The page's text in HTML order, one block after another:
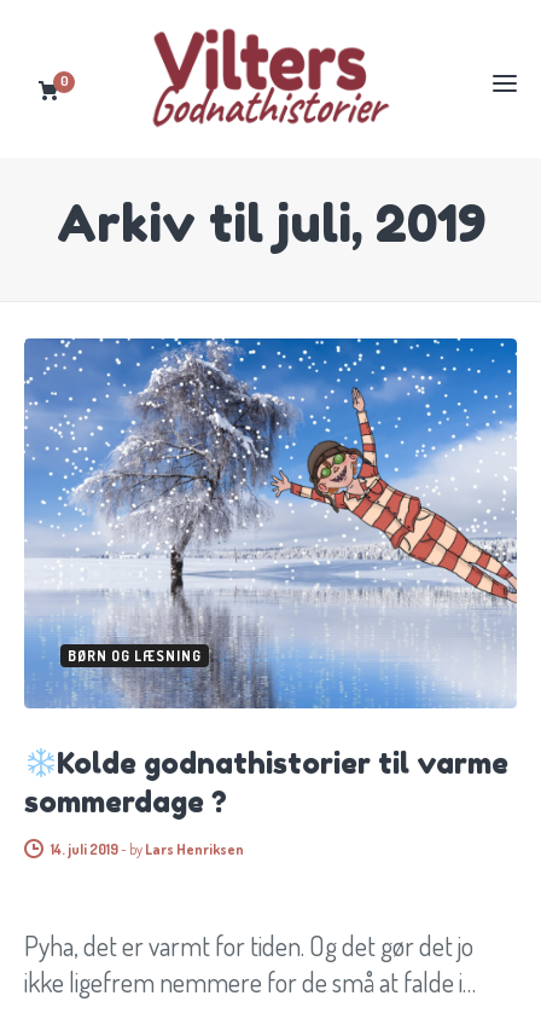
0
Arkiv til juli, 2019
BØRN OG LÆSNING
Kolde godnathistorier til varme
sommerdage ?
14. juli 2019- by Lars Henriksen
Pyha, det er varmt for tiden. Og det gør det jo
ikke ligefrem nemmere for de små at falde i…